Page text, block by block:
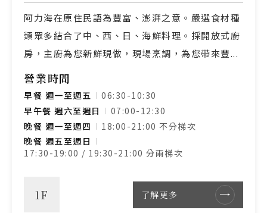
阿力海在原住民語為豐富、澎湃之意。嚴選食材種
類眾多結合了中、西、日、海鮮料理。採開放式廚
房，主廚為您新鮮現做，現場烹調，為您帶來豐...
營業時間
早餐 週一至週五
06:30-10:30
早午餐 週六至週日
07:00-12:30
晚餐 週一至週四
18:00-21:00 不分梯次
晚餐 週五至週日
17:30-19:00 / 19:30-21:00 分兩梯次
1F 了解更多